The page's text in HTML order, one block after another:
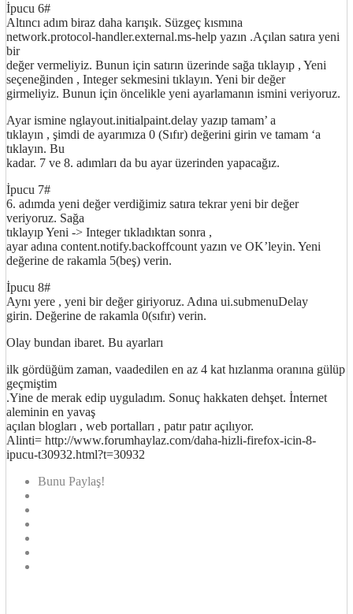
İpucu 6#
Altıncı adım biraz daha karışık. Süzgeç kısmına
network.protocol-handler.external.ms-help yazın .Açılan satıra yeni
bir
değer vermeliyiz. Bunun için satırın üzerinde sağa tıklayıp , Yeni
seçeneğinden , Integer sekmesini tıklayın. Yeni bir değer
girmeliyiz. Bunun için öncelikle yeni ayarlamanın ismini veriyoruz.
Ayar ismine nglayout.initialpaint.delay yazıp tamam’ a
tıklayın , şimdi de ayarımıza 0 (Sıfır) değerini girin ve tamam ‘a
tıklayın. Bu
kadar. 7 ve 8. adımları da bu ayar üzerinden yapacağız.
İpucu 7#
6. adımda yeni değer verdiğimiz satıra tekrar yeni bir değer
veriyoruz. Sağa
tıklayıp Yeni -> Integer tıkladıktan sonra ,
ayar adına content.notify.backoffcount yazın ve OK’leyin. Yeni
değerine de rakamla 5(beş) verin.
İpucu 8#
Aynı yere , yeni bir değer giriyoruz. Adına ui.submenuDelay
girin. Değerine de rakamla 0(sıfır) verin.
Olay bundan ibaret. Bu ayarları
ilk gördüğüm zaman, vaadedilen en az 4 kat hızlanma oranına gülüp
geçmiştim
.Yine de merak edip uyguladım. Sonuç hakkaten dehşet. İnternet
aleminin en yavaş
açılan blogları , web portalları , patır patır açılıyor.
Alinti= http://www.forumhaylaz.com/daha-hizli-firefox-icin-8-
ipucu-t30932.html?t=30932
Bunu Paylaş!